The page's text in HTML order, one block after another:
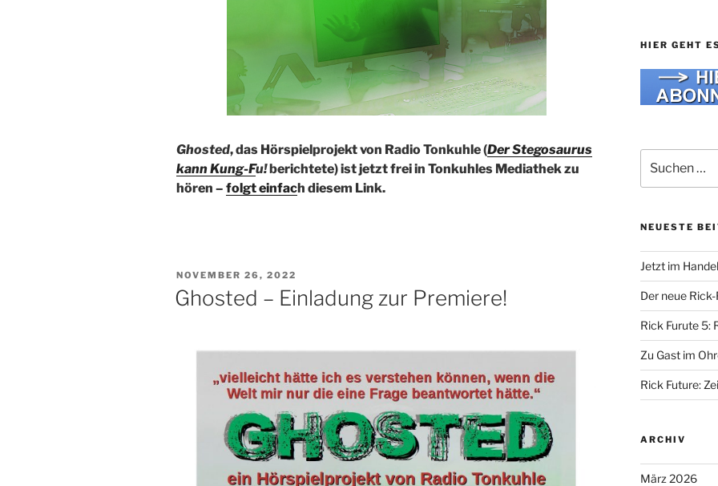
Ghosted, das Hörspielprojekt von Radio Tonkuhle (Der Stegosaurus
kann Kung-Fu!berichtete) ist jetzt frei in Tonkuhles Mediathek zu
hören – folgt einfach diesem Link.
VERÖFFENTLICHT
NOVEMBER 26, 2022
Ghosted – Einladung zur Premiere!
HIER GEHT
nach:
NEUESTE
Jetzt im
Der neue
Rick Furute 5:
Zu Gast im
Rick Future:
ARCHIV
März 2026